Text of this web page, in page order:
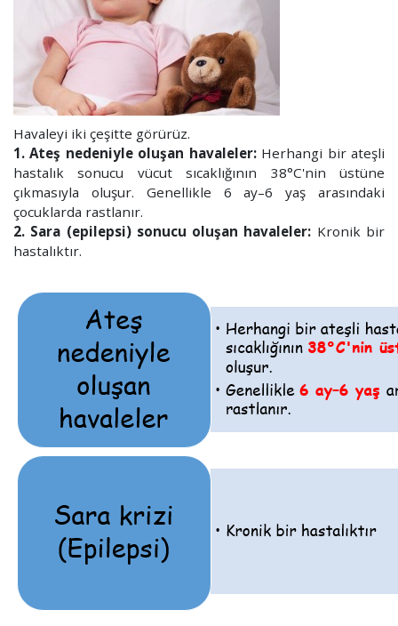
Havaleyi iki çeşitte görürüz.
1. Ateş nedeniyle oluşan havaleler:Herhangi bir ateşli
hastalık sonucu vücut sıcaklığının 38°C'nin üstüne
çıkmasıyla oluşur. Genellikle 6 ay–6 yaş arasındaki
çocuklarda rastlanır.
2. Sara (epilepsi) sonucu oluşan havaleler: Kronik bir
hastalıktır.